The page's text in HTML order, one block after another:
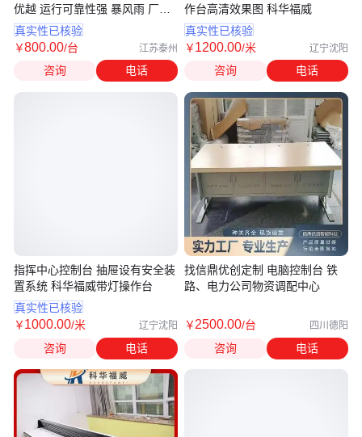
优越 运行可靠性强 暴风雨 厂家
供应
真实性已核验
￥800.00/台 江苏泰州
咨询 电话
指挥中心控制台 抽屉设有安全装
置系统 科华福威带灯操作台
真实性已核验
￥1000.00/米 辽宁沈阳
咨询 电话
作台高清效果图 科华福威
真实性已核验
￥1200.00/米 辽宁沈阳
咨询 电话
找信鼎优创定制 电脑控制台 铁
路、电力公司物资调配中心
￥2500.00/台 四川德阳
咨询 电话